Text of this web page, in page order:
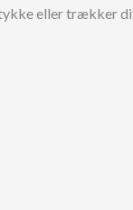
eller trækker